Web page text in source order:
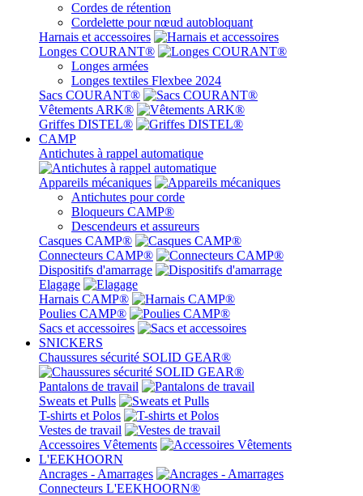
Cordes de rétention
Cordelette pour nœud autobloquant
Harnais et accessoires
Longes COURANT®
Longes armées
Longes textiles Flexbee 2024
Sacs COURANT®
Vêtements ARK®
Griffes DISTEL®
CAMP
Antichutes à rappel automatique
Appareils mécaniques
Antichutes pour corde
Bloqueurs CAMP®
Descendeurs et assureurs
Casques CAMP®
Connecteurs CAMP®
Dispositifs d'amarrage
Elagage
Harnais CAMP®
Poulies CAMP®
Sacs et accessoires
SNICKERS
Chaussures sécurité SOLID GEAR®
Pantalons de travail
Sweats et Pulls
T-shirts et Polos
Vestes de travail
Accessoires Vêtements
L'EEKHOORN
Ancrages - Amarrages
Connecteurs L'EEKHOORN®